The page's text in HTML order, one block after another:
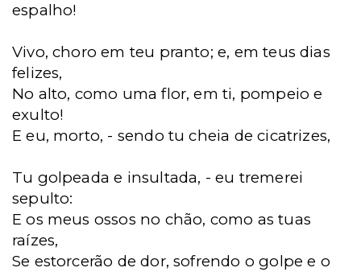
espalho!
Vivo, choro em teu pranto; e, em teus dias
felizes,
No alto, como uma flor, em ti, pompeio e
exulto!
E eu, morto, - sendo tu cheia de cicatrizes,
Tu golpeada e insultada, - eu tremerei
sepulto:
E os meus ossos no chão, como as tuas
raízes,
Se estorcerão de dor, sofrendo o golpe e o